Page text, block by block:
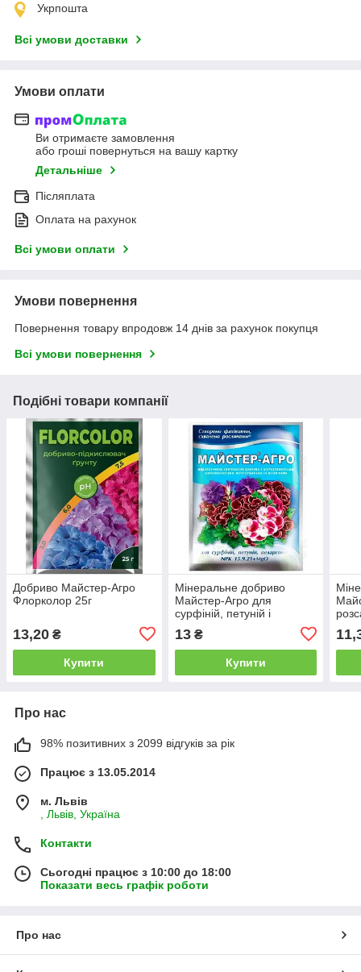
Укрпошта
Всі умови доставки
Умови оплати
Ви отримаєте замовлення
або гроші повернуться на вашу картку
Детальніше
Післяплата
Оплата на рахунок
Всі умови оплати
Умови повернення
Повернення товару впродовж 14 днів за рахунок покупця
Всі умови повернення
Подібні товари компанії
Добриво Майстер-Агро
Флорколор 25г
13,20 ₴
Купити
Мінеральне добриво
Майстер-Агро для
сурфіній, петуній і
13₴
Купити
Про нас
98% позитивних з 2099 відгуків за рік
Працює з 13.05.2014
м. Львів
, Львів, Україна
Контакти
Сьогодні працює з 10:00 до 18:00
Показати весь графік роботи
Про нас